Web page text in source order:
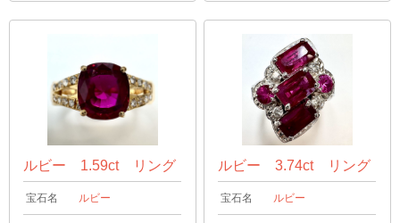
ルビー 1.59ct リング
宝石名 ルビー
ルビー 3.74ct リング
宝石名 ルビー